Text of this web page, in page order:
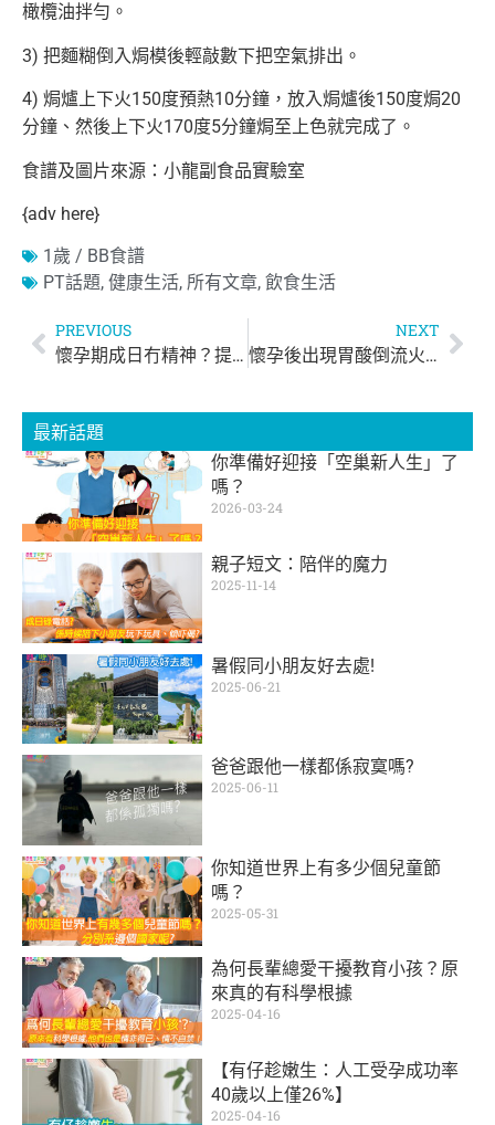
橄欖油拌勻。
3) 把麵糊倒入焗模後輕敲數下把空氣排出。
4) 焗爐上下火150度預熱10分鐘，放入焗爐後150度焗20
分鐘、然後上下火170度5分鐘焗至上色就完成了。
食譜及圖片來源：小龍副食品實驗室
{adv here}
1歲 / BB食譜
PT話題, 健康生活, 所有文章, 飲食生活
PREVIOUS
懷孕期成日冇精神？提神唔一定要飲咖啡！
NEXT
懷孕後出現胃酸倒流火燒心？5招幫你舒緩不適！
最新話題
你準備好迎接「空巢新人生」了
嗎？
2026-03-24
親子短文：陪伴的魔力
2025-11-14
暑假同小朋友好去處!
2025-06-21
爸爸跟他一樣都係寂寞嗎?
2025-06-11
你知道世界上有多少個兒童節
嗎？
2025-05-31
為何長輩總愛干擾教育小孩？原
來真的有科學根據
2025-04-16
【有仔趁嫩生：人工受孕成功率
40歲以上僅26%】
2025-04-16